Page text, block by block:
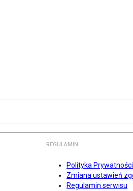
REGULAMIN
Polityka Prywatności
Zmiana ustawień
Regulamin serwisu